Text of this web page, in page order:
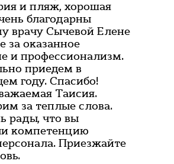
и пляж, хорошая
благодарны
врачу Сычевой Елене
за оказанное
и профессионализм.
приедем в
году. Спасибо!
Таисия.
за теплые слова.
рады, что вы
компетенцию
Приезжайте